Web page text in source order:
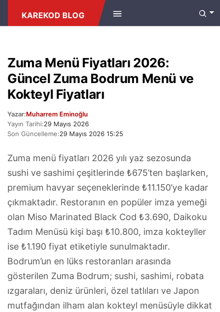
KAFE & RESTORAN FIYATLARI
KAREKOD BLOG
Zuma Menü Fiyatları 2026:
Güncel Zuma Bodrum Menü ve
Kokteyl Fiyatları
Yazar:Muharrem Eminoğlu
Yayın Tarihi:29 Mayıs 2026
Son Güncelleme:29 Mayıs 2026 15:25
Zuma menü fiyatları 2026 yılı yaz sezosunda
sushi ve sashimi çeşitlerinde ₺675’ten başlarken,
premium havyar seçeneklerinde ₺11.150’ye kadar
çıkmaktadır. Restoranın en popüler imza yemeği
olan Miso Marinated Black Cod ₺3.690, Daikoku
Tadım Menüsü kişi başı ₺10.800, imza kokteyller
ise ₺1.190 fiyat etiketiyle sunulmaktadır.
Bodrum’un en lüks restoranları arasında
gösterilen Zuma Bodrum; sushi, sashimi, robata
ızgaraları, deniz ürünleri, özel tatlıları ve Japon
mutfağından ilham alan kokteyl menüsüyle dikkat